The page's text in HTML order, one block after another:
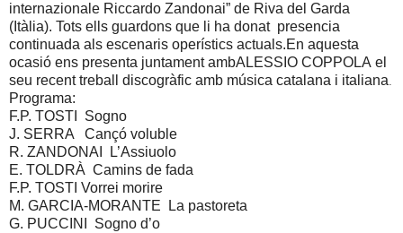
internazionale Riccardo Zandonai” de Riva del Garda
(Itàlia). Tots ells guardons que li ha donat presencia
continuada als escenaris operístics actuals.En aquesta
ocasió ens presenta juntament ambALESSIO COPPOLA el
seu recent treball discogràfic amb música catalana i italiana.
Programa:
F.P. TOSTI Sogno
J. SERRA Cançó voluble
R. ZANDONAI L’Assiuolo
E. TOLDRÀ Camins de fada
F.P. TOSTI Vorrei morire
M. GARCIA-MORANTE La pastoreta
G. PUCCINI Sogno d’o